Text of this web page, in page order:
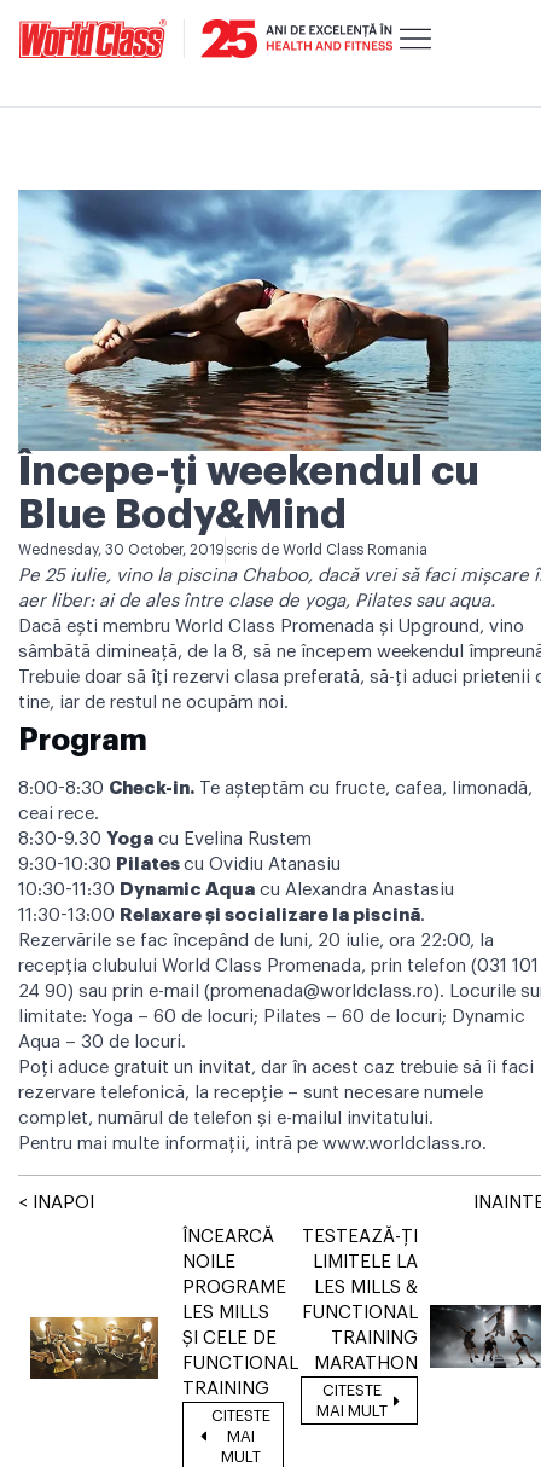
Începe-ți weekendul cu
Blue Body&Mind
Wednesday, 30 October, 2019 scris de World Class Romania
Pe 25 iulie, vino la piscina Chaboo, dacă vrei să faci mișcare
aer liber: ai de ales între clase de yoga, Pilates sau aqua.
Dacă ești membru World Class Promenada și Upground, vino
sâmbătă dimineață, de la 8, să ne începem weekendul
Trebuie doar să îți rezervi clasa preferată, să-ți aduci prietenii
tine, iar de restul ne ocupăm noi.
Program
8:00-8:30 Check-in. Te așteptăm cu fructe, cafea, limonadă,
ceai rece.
8:30-9.30 Yoga cu Evelina Rustem
9:30-10:30 Pilates cu Ovidiu Atanasiu
10:30-11:30 Dynamic Aqua cu Alexandra Anastasiu
11:30-13:00 Relaxare și socializare la piscină.
Rezervările se fac începând de luni, 20 iulie, ora 22:00, la
recepţia clubului World Class Promenada, prin telefon (031 101
24 90) sau prin e-mail (promenada@worldclass.ro). Locurile
limitate: Yoga – 60 de locuri; Pilates – 60 de locuri; Dynamic
Aqua – 30 de locuri.
Poți aduce gratuit un invitat, dar în acest caz trebuie să îi faci
rezervare telefonică, la recepție – sunt necesare numele
complet, numărul de telefon și e-mailul invitatului.
Pentru mai multe informații, intră pe www.worldclass.ro.
< INAPOI
ÎNCEARCĂ
NOILE
PROGRAME
LES MILLS
ȘI CELE DE
FUNCTIONAL
TRAINING
CITESTE
MAI
MULT
TESTEAZĂ-ȚI
LIMITELE LA
LES MILLS &
FUNCTIONAL
TRAINING
MARATHON
CITESTE
MAI MULT